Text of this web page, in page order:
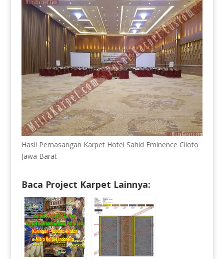
Hasil Pemasangan Karpet Hotel Sahid Eminence Ciloto
Jawa Barat
Baca Project Karpet Lainnya: